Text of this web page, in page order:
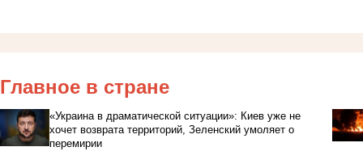
Главное в стране
«Украина в драматической ситуации»: Киев уже не
хочет возврата территорий, Зеленский умоляет о
перемирии